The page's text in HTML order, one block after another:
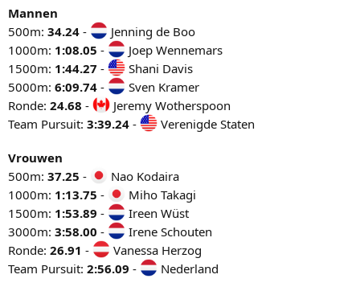
Mannen
500m: 34.24 -
Jenning de Boo
1000m: 1:08.05 -
Joep Wennemars
1500m: 1:44.27 -
Shani Davis
5000m: 6:09.74 -
Sven Kramer
Ronde: 24.68 -
Jeremy Wotherspoon
Team Pursuit: 3:39.24 - Verenigde Staten
Vrouwen
500m: 37.25 -
Nao Kodaira
1000m: 1:13.75 -
Miho Takagi
1500m: 1:53.89 -
Ireen Wüst
3000m: 3:58.00 -
Irene Schouten
Ronde: 26.91 -
Vanessa Herzog
Team Pursuit: 2:56.09 - Nederland